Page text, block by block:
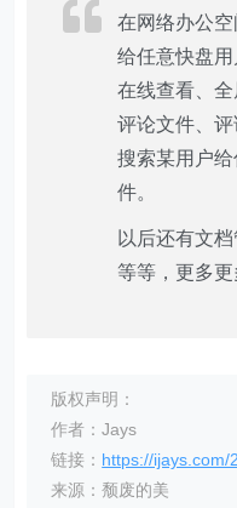
在网络办公空
给任意快盘用
在线查看、全
评论文件、评
搜索某用户
件。
以后还有文
等等，更多
版权声明：
作者：Jays
链接： https://ijays.com/
来源：颓废的美